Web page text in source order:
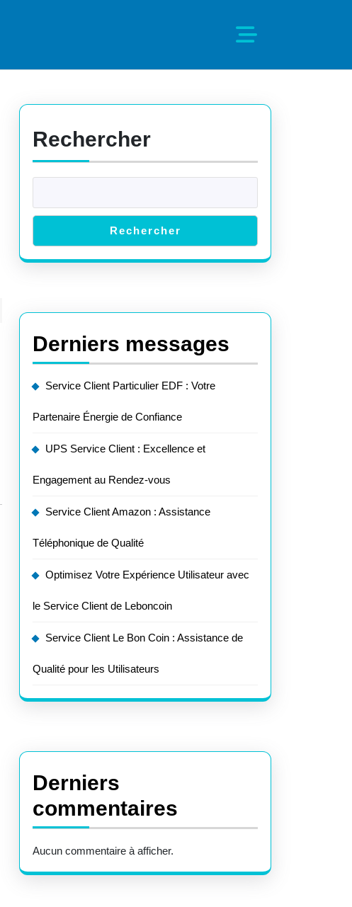
Rechercher
Rechercher
Derniers messages
Service Client Particulier EDF : Votre
Partenaire Énergie de Confiance
UPS Service Client : Excellence et
Engagement au Rendez-vous
Service Client Amazon : Assistance
Téléphonique de Qualité
Optimisez Votre Expérience Utilisateur avec
le Service Client de Leboncoin
Service Client Le Bon Coin : Assistance de
Qualité pour les Utilisateurs
Derniers
commentaires
Aucun commentaire à afficher.